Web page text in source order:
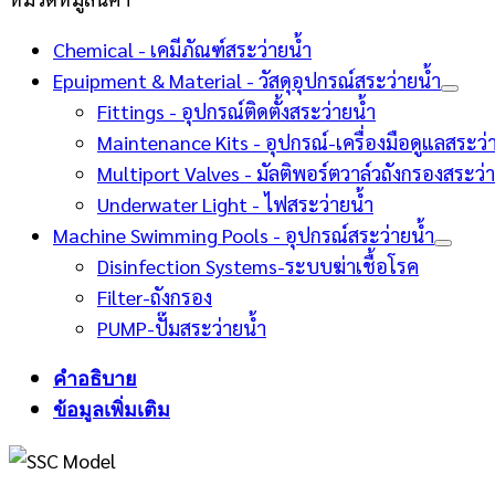
Chemical - เคมีภัณฑ์สระว่ายน้ำ
Epuipment & Material - วัสดุอุปกรณ์สระว่ายน้ำ
Fittings - อุปกรณ์ติดตั้งสระว่ายน้ำ
Maintenance Kits - อุปกรณ์-เครื่องมือดูแลสระว่
Multiport Valves - มัลติพอร์ตวาล์วถังกรองสระว่
Underwater Light - ไฟสระว่ายน้ำ
Machine Swimming Pools - อุปกรณ์สระว่ายน้ำ
Disinfection Systems-ระบบฆ่าเชื้อโรค
Filter-ถังกรอง
PUMP-ปั๊มสระว่ายน้ำ
คำอธิบาย
ข้อมูลเพิ่มเติม